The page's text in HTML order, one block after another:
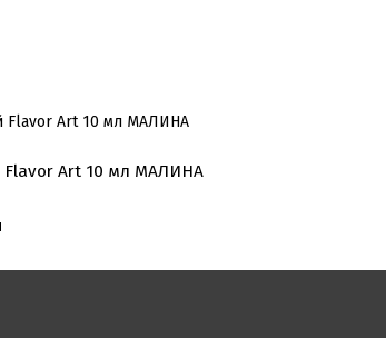
Flavor Art 10 мл МАЛИНА